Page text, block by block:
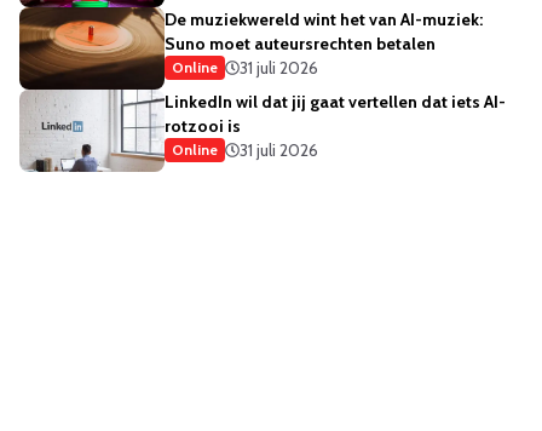
De muziekwereld wint het van AI-muziek:
Suno moet auteursrechten betalen
Online
31 juli 2026
LinkedIn wil dat jij gaat vertellen dat iets AI-
rotzooi is
Online 31 juli 2026